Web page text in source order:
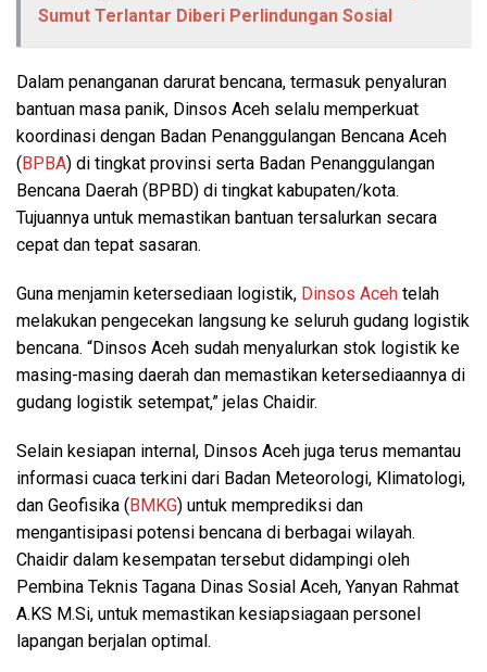
Sumut Terlantar Diberi Perlindungan Sosial
Dalam penanganan darurat bencana, termasuk penyaluran
bantuan masa panik, Dinsos Aceh selalu memperkuat
koordinasi dengan Badan Penanggulangan Bencana Aceh
(BPBA) di tingkat provinsi serta Badan Penanggulangan
Bencana Daerah (BPBD) di tingkat kabupaten/kota.
Tujuannya untuk memastikan bantuan tersalurkan secara
cepat dan tepat sasaran.
Guna menjamin ketersediaan logistik, Dinsos Aceh telah
melakukan pengecekan langsung ke seluruh gudang logistik
bencana. “Dinsos Aceh sudah menyalurkan stok logistik ke
masing-masing daerah dan memastikan ketersediaannya di
gudang logistik setempat,” jelas Chaidir.
Selain kesiapan internal, Dinsos Aceh juga terus memantau
informasi cuaca terkini dari Badan Meteorologi, Klimatologi,
dan Geofisika (BMKG) untuk memprediksi dan
mengantisipasi potensi bencana di berbagai wilayah.
Chaidir dalam kesempatan tersebut didampingi oleh
Pembina Teknis Tagana Dinas Sosial Aceh, Yanyan Rahmat
A.KS M.Si, untuk memastikan kesiapsiagaan personel
lapangan berjalan optimal.